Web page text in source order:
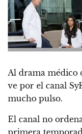
Al drama médico
ve por el canal
mucho pulso.
El canal no
primera